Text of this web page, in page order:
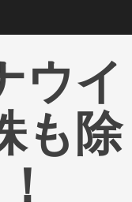
ウイ
も除